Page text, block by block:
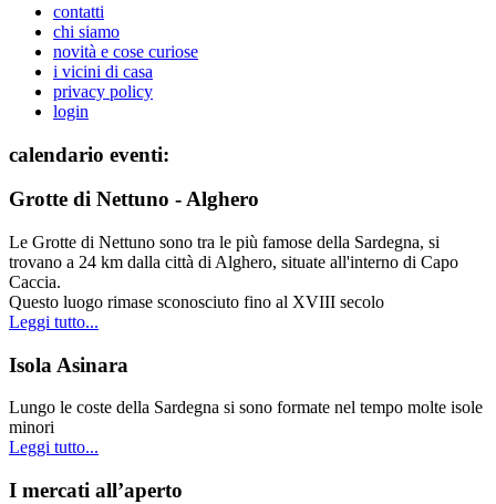
contatti
chi siamo
novità e cose curiose
i vicini di casa
privacy policy
login
calendario eventi:
Grotte di Nettuno - Alghero
Le Grotte di Nettuno sono tra le più famose della Sardegna, si
trovano a 24 km dalla città di Alghero, situate all'interno di Capo
Caccia.
Questo luogo rimase sconosciuto fino al XVIII secolo
Leggi tutto...
Isola Asinara
Lungo le coste della Sardegna si sono formate nel tempo molte isole
minori
Leggi tutto...
I mercati all’aperto